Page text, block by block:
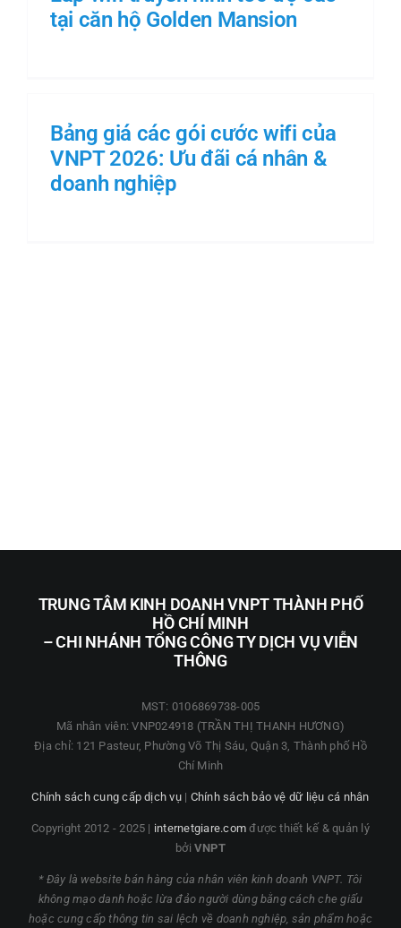
tại căn hộ Golden Mansion
Bảng giá các gói cước wifi của
VNPT 2026: Ưu đãi cá nhân &
doanh nghiệp
TRUNG TÂM KINH DOANH VNPT THÀNH PHỐ
HỒ CHÍ MINH
– CHI NHÁNH TỔNG CÔNG TY DỊCH VỤ VIỄN
THÔNG
MST: 0106869738-005
Mã nhân viên: VNP024918 (TRẦN THỊ THANH HƯƠNG)
Địa chỉ: 121 Pasteur, Phường Võ Thị Sáu, Quận 3, Thành phố Hồ
Chí Minh
Chính sách cung cấp dịch vụ| Chính sách bảo vệ dữ liệu cá nhân
Copyright 2012 - 2025 | internetgiare.com được thiết kế & quản lý
bởi VNPT
* Đây là website bán hàng của nhân viên kinh doanh VNPT. Tôi
không mạo danh hoặc lừa đảo người dùng bằng cách che giấu
hoặc cung cấp thông tin sai lệch về doanh nghiệp, sản phẩm hoặc